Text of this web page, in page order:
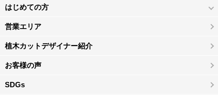
はじめての方
営業エリア
植木カットデザイナー紹介
お客様の声
SDGs